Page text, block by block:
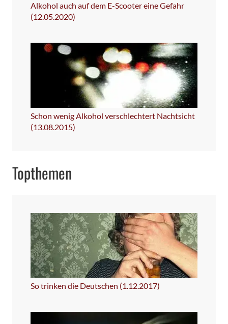
Alkohol auch auf dem E-Scooter eine Gefahr
(12.05.2020)
Schon wenig Alkohol verschlechtert Nachtsicht
(13.08.2015)
Topthemen
So trinken die Deutschen (1.12.2017)